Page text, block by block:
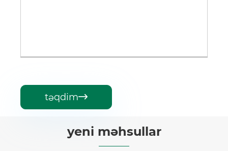
təqdim
yeni məhsullar